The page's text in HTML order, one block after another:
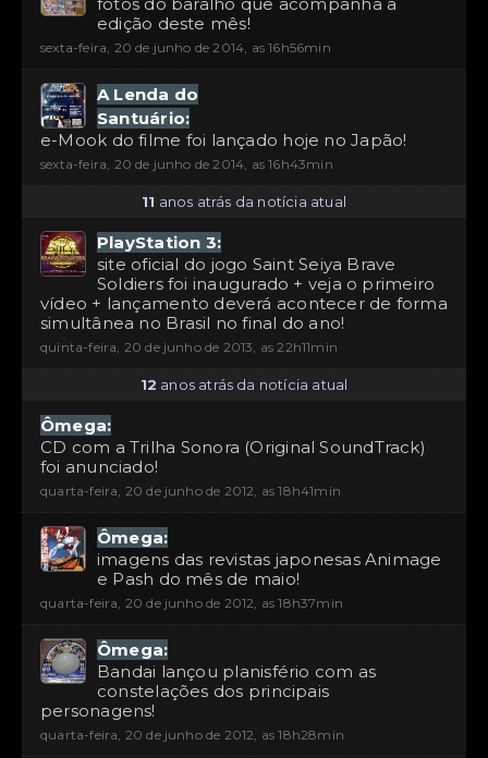
edição deste mês!
sexta-feira, 20 de junho de 2014, as 16h56min
A Lenda do
Santuário:
e-Mook do filme foi lançado hoje no Japão!
sexta-feira, 20 de junho de 2014, as 16h43min
11 anos atrás da notícia atual
PlayStation 3:
site oficial do jogo Saint Seiya Brave
Soldiers foi inaugurado + veja o primeiro
vídeo + lançamento deverá acontecer de forma
simultânea no Brasil no final do ano!
quinta-feira, 20 de junho de 2013, as 22h11min
12 anos atrás da notícia atual
Ômega:
CD com a Trilha Sonora (Original SoundTrack)
foi anunciado!
quarta-feira, 20 de junho de 2012, as 18h41min
Ômega:
imagens das revistas japonesas Animage
e Pash do mês de maio!
quarta-feira, 20 de junho de 2012, as 18h37min
Ômega:
Bandai lançou planisfério com as
constelações dos principais
personagens!
quarta-feira, 20 de junho de 2012, as 18h28min